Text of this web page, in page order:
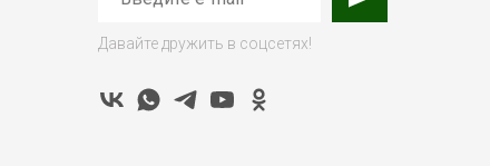
Давайте дружить в соцсетях!